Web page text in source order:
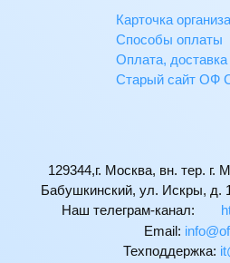
Карточка
Способы оплаты
Оплата, доставка
Старый сайт ОФ
129344,г. Москва, вн. тер. г.
Бабушкинский, ул. Искры, д.
Наш телеграм-канал:
Email:
Техподдержка: